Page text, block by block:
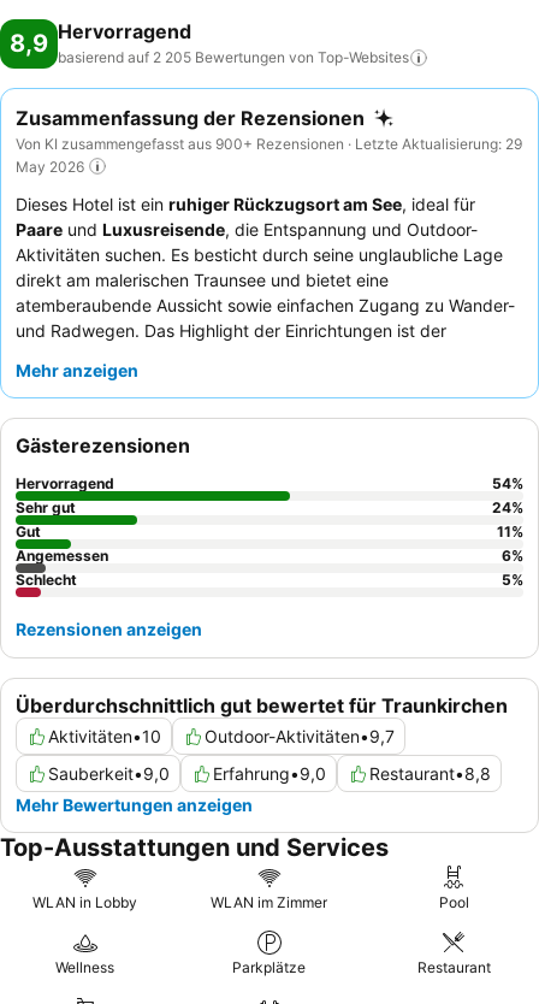
8,9 Hervorragend
basierend auf 2 205 Bewertungen von Top-Websites
Zusammenfassung der Rezensionen
Von KI zusammengefasst aus 900+ Rezensionen · Letzte Aktualisierung: 29
May 2026
Dieses Hotel ist ein ruhiger Rückzugsort am See, ideal für
Paare und Luxusreisende, die Entspannung und Outdoor-
Aktivitäten suchen. Es besticht durch seine unglaubliche Lage
direkt am malerischen Traunsee und bietet eine
atemberaubende Aussicht sowie einfachen Zugang zu Wander-
und Radwegen. Das Highlight der Einrichtungen ist der
Entspannungsbereichen. Die Gäste loben stets die
hervorragende
Frühstücksbuffet
Produkten und Eierspeisen nach Wunsch. Für ein wirklich
einzigartiges Erlebnis sollten Sie ein Zimmer mit
Balkonbuchen und die geführten Bootstouren mit dem
Hoteldirektor nutzen.
Mehr anzeigen
Überdurchschnittlich gut bewertet für Traunkirchen
Aktivitäten•10 Outdoor-Aktivitäten•9,7
Sauberkeit•9,0 Erfahrung•9,0 Restaurant•8,8
Mehr Bewertungen anzeigen
Gästerezensionen
Hervorragend 54%
Sehr gut
24%
Gut
11%
Angemessen
6%
Schlecht
5%
Rezensionen anzeigen
Top-Ausstattungen und Services
WLAN in Lobby WLAN im Zimmer Pool
Wellness Parkplätze Restaurant